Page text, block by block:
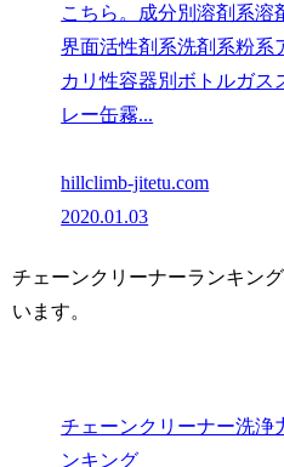
こちら。成分別溶剤系溶
界面活性剤系洗剤系粉系
カリ性容器別ボトルガス
レー缶霧...
hillclimb-jitetu.com
2020.01.03
チェーンクリーナーランキン
います。
チェーンクリーナー洗浄
ンキング